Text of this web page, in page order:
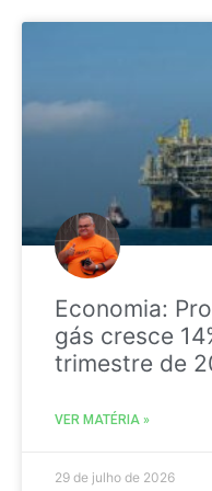
Economia:
gás cresce
trimestre de
VER MATÉRIA »
29 de julho de 2026